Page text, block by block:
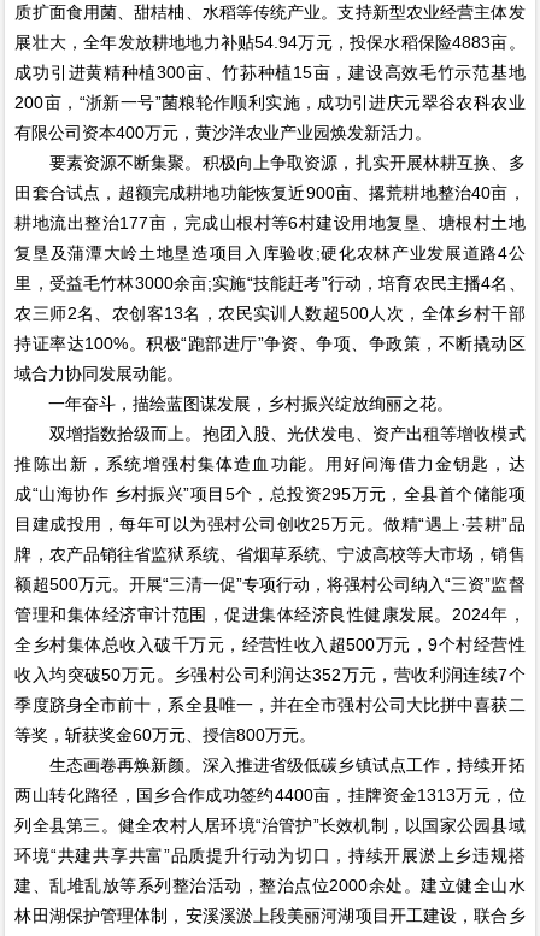
质扩面食用菌、甜桔柚、水稻等传统产业。支持新型农业经营主体发
展壮大，全年发放耕地地力补贴54.94万元，投保水稻保险4883亩。
成功引进黄精种植300亩、竹荪种植15亩，建设高效毛竹示范基地
200亩，“浙新一号”菌粮轮作顺利实施，成功引进庆元翠谷农科农业
有限公司资本400万元，黄沙洋农业产业园焕发新活力。
要素资源不断集聚。积极向上争取资源，扎实开展林耕互换、多
田套合试点，超额完成耕地功能恢复近900亩、撂荒耕地整治40亩，
耕地流出整治177亩，完成山根村等6村建设用地复垦、塘根村土地
复垦及蒲潭大岭土地垦造项目入库验收;硬化农林产业发展道路4公
里，受益毛竹林3000余亩;实施“技能赶考”行动，培育农民主播4名、
农三师2名、农创客13名，农民实训人数超500人次，全体乡村干部
持证率达100%。积极“跑部进厅”争资、争项、争政策，不断撬动区
域合力协同发展动能。
一年奋斗，描绘蓝图谋发展，乡村振兴绽放绚丽之花。
双增指数拾级而上。抱团入股、光伏发电、资产出租等增收模式
推陈出新，系统增强村集体造血功能。用好问海借力金钥匙，达
成“山海协作 乡村振兴”项目5个，总投资295万元，全县首个储能项
目建成投用，每年可以为强村公司创收25万元。做精“遇上·芸耕”品
牌，农产品销往省监狱系统、省烟草系统、宁波高校等大市场，销售
额超500万元。开展“三清一促”专项行动，将强村公司纳入“三资”监督
管理和集体经济审计范围，促进集体经济良性健康发展。2024年，
全乡村集体总收入破千万元，经营性收入超500万元，9个村经营性
收入均突破50万元。乡强村公司利润达352万元，营收利润连续7个
季度跻身全市前十，系全县唯一，并在全市强村公司大比拼中喜获二
等奖，斩获奖金60万元、授信800万元。
生态画卷再焕新颜。深入推进省级低碳乡镇试点工作，持续开拓
两山转化路径，国乡合作成功签约4400亩，挂牌资金1313万元，位
列全县第三。健全农村人居环境“治管护”长效机制，以国家公园县域
环境“共建共享共富”品质提升行动为切口，持续开展淤上乡违规搭
建、乱堆乱放等系列整治活动，整治点位2000余处。建立健全山水
林田湖保护管理体制，安溪溪淤上段美丽河湖项目开工建设，联合乡